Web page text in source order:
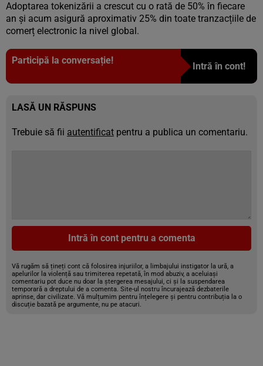
Adoptarea tokenizării a crescut cu o rată de 50% în fiecare
an și acum asigură aproximativ 25% din toate tranzacțiile de
comerț electronic la nivel global.
Participă la conversație!
Intră în cont!
LASĂ UN RĂSPUNS
Trebuie să fii autentificat pentru a publica un comentariu.
Intră în cont pentru a comenta
Vă rugăm să țineți cont că folosirea injuriilor, a limbajului instigator la ură, a
apelurilor la violență sau trimiterea repetată, în mod abuziv, a aceluiași
comentariu pot duce nu doar la ștergerea mesajului, ci și la suspendarea
temporară a dreptului de a comenta. Site-ul nostru încurajează dezbaterile
aprinse, dar civilizate. Vă mulțumim pentru înțelegere și pentru contribuția la o
discuție bazată pe argumente, nu pe atacuri.